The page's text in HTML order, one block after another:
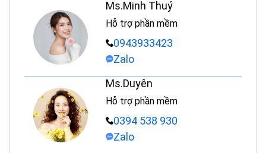
Ms.Minh Thuý
Hỗ trợ phần mềm
0943933423
Zalo
Ms.Duyên
Hỗ trợ phần mềm
0394 538 930
Zalo